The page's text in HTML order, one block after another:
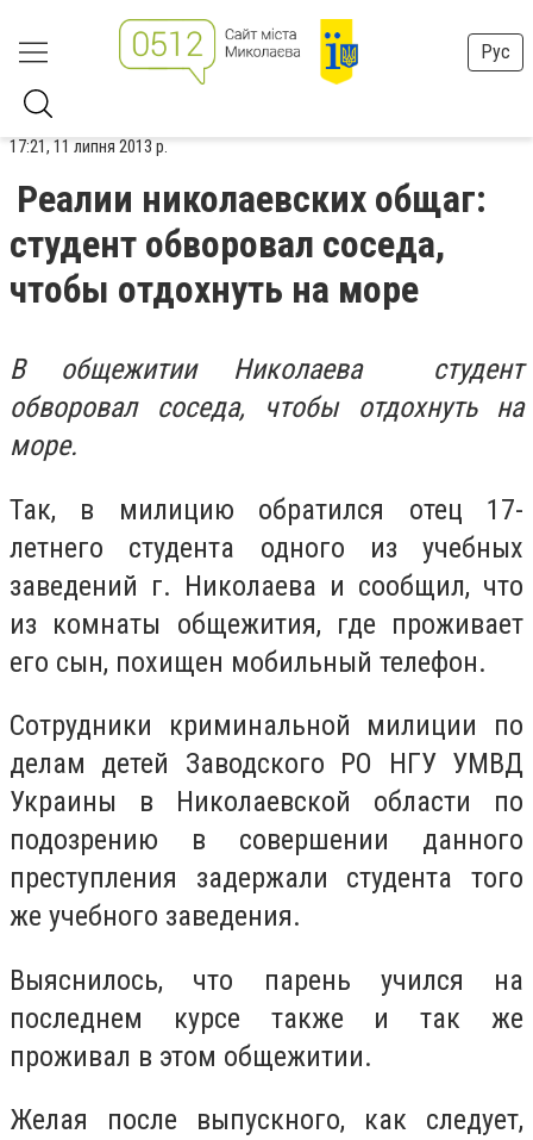
Рус
17:21, 11 липня 2013 р.
Реалии николаевских общаг:
студент обворовал соседа,
чтобы отдохнуть на море
В общежитии Николаева студент
обворовал соседа, чтобы отдохнуть на
море.
Так, в милицию обратился отец 17-
летнего студента одного из учебных
заведений г. Николаева и сообщил, что
из комнаты общежития, где проживает
его сын, похищен мобильный телефон.
Сотрудники криминальной милиции по
делам детей Заводского РО НГУ УМВД
Украины в Николаевской области по
подозрению в совершении данного
преступления задержали студента того
же учебного заведения.
Выяснилось, что парень учился на
последнем курсе также и так же
проживал в этом общежитии.
Желая после выпускного, как следует,